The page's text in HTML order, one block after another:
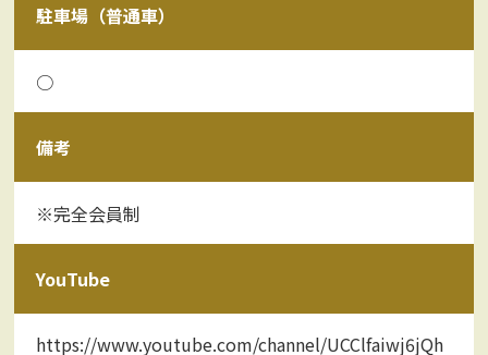
駐車場（普通車）
○
備考
※完全会員制
YouTube
https://www.youtube.com/channel/UCClfaiwj6jQh